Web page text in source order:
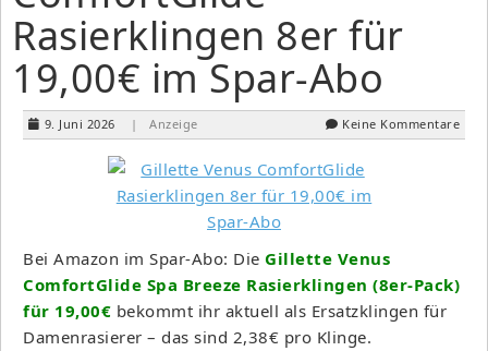
Rasierklingen 8er für
19,00€ im Spar-Abo
9. Juni 2026 | Anzeige Keine Kommentare
Bei Amazon im Spar-Abo: Die Gillette Venus
ComfortGlide Spa Breeze Rasierklingen (8er-Pack)
für 19,00€ bekommt ihr aktuell als Ersatzklingen für
Damenrasierer – das sind 2,38€ pro Klinge.